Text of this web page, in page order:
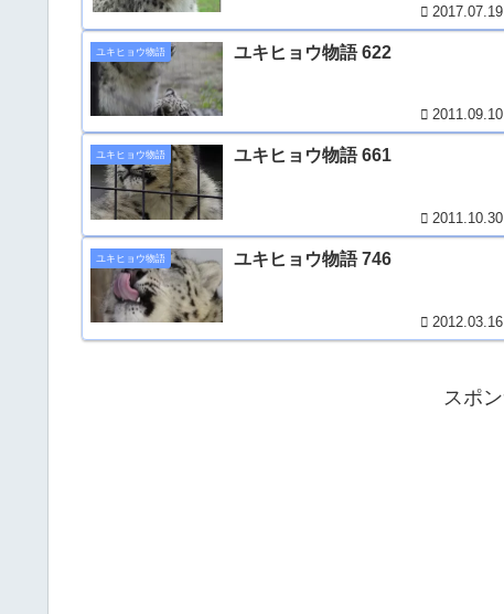
2017.07.19
ユキヒョウ物語 ユキヒョウ物語 622
2011.09.10
ユキヒョウ物語 ユキヒョウ物語 661
2011.10.30
ユキヒョウ物語 ユキヒョウ物語 746
2012.03.16
スポ